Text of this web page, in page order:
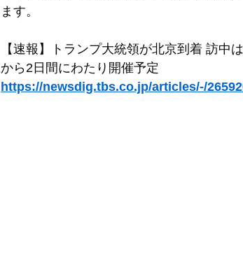
ます。
【速報】トランプ大統領が北京到着 訪中
から2日間にわたり開催予定
https://newsdig.tbs.co.jp/articles/-/